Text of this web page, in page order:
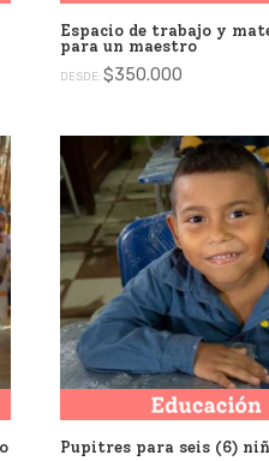
Espacio de trabajo y
para un maestro
DESDE:$350.000
Pupitres para seis (6)